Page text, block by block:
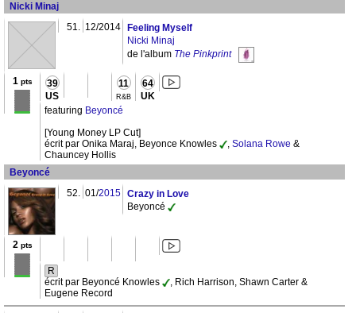
Nicki Minaj
51. 12/2014
Feeling Myself
Nicki Minaj
de l'album The Pinkprint
1pts 39
US
11
R&B
64
UK
featuring Beyoncé
[Young Money LP Cut]
écrit par Onika Maraj, Beyonce Knowles
, Solana Rowe &
Chauncey Hollis
Beyoncé
52. 01/2015 Crazy in Love
Beyoncé
2pts
R
écrit par Beyoncé Knowles
, Rich Harrison, Shawn Carter &
Eugene Record